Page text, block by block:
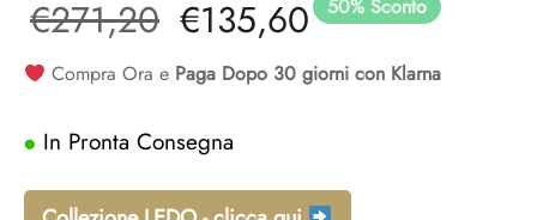
50% Sconto
€271,20 Il prezzo
originale
era:
€271,20.
€135,60Il prezzo
attuale è:
Compra Ora e Paga Dopo 30 giorni con Klarna
In Pronta Consegna
a sospensione vetro
a gabbia
per camera da letto
per ingresso